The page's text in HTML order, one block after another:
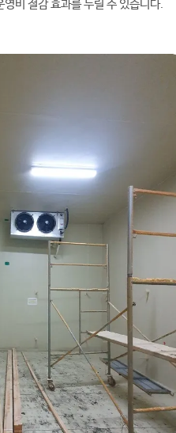
비 절감 효과를 누릴 수 있습니다.